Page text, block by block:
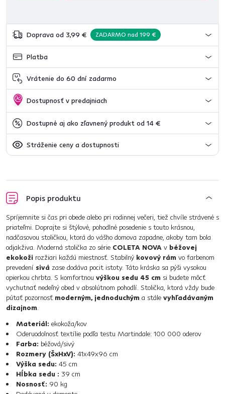
Doprava od 3,99 € ZADARMO nad 199 €
Platba
Vrátenie do 60 dní zadarmo
Dostupnosť v predajniach
Dostupné aj ako zľavnený produkt od 14 €
Stráženie ceny a dostupnosti
Popis produktu
Spríjemnite si čas pri obede alebo pri rodinnej večeri, tiež chvíle strávené s
priateľmi. Doprajte si štýlové, pohodlné posedenie s touto krásnou,
nadčasovou stoličkou, ktorá do vášho domova zapadne, akoby tam bola
odjakživa. Moderná stolička zo série COLETA NOVA v béžovej
ekokoži rozžiari každú miestnosť. Stabilný kovový rám vo farbenom
prevedení sivá zase dodáva pocit istoty. Táto kráska sa pýši vysokou
opierkou chrbta. S komfortnou výškou sedu 45 cm si budete môcť
vychutnať nedeľný obed v absolútnom pohodlí. Stolička, ktorá vždy bude
pútať pozornosť moderným, jednoduchým a stále vyhľadávaným
dizajnom.
Materiál: ekokoža/kov
Oderuodolnosť textílie podľa testu Martindale: 100 000 oderov
Farba: béžová/sivý
Rozmery (ŠxHxV): 41x49x96 cm
Výška sedu: 45 cm
Hĺbka sedu : 39 cm
Nosnosť: 90 kg